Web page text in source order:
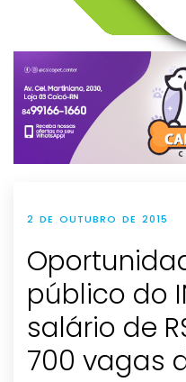
2 DE OUTUBRO DE 2015
público do
salário de
700 vagas